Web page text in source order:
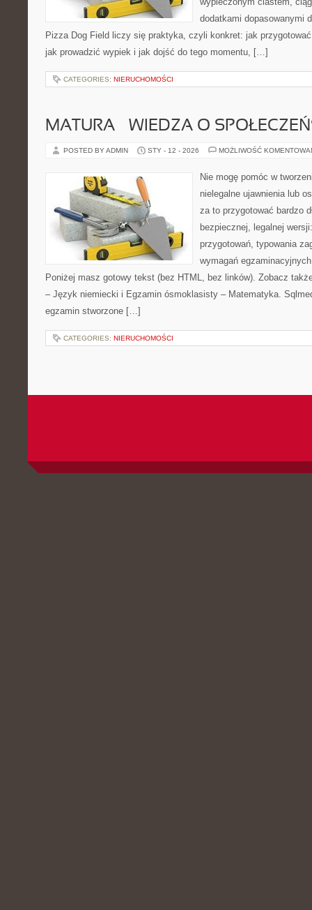
dodatkami dopasowanymi
Pizza Dog Field liczy się praktyka, czyli konkret: jak
jak prowadzić wypiek i jak dojść do tego momentu, […]
CATEGORIES: NIERUCHOMOŚCI
MATURA – WIEDZA O
POSTED BY ADMIN STY - 12 - 2026 MOŻLIWOŚĆ
Nie mogę pomóc w
nielegalne ujawnienia lub
za to przygotować bardzo
bezpiecznej, legalnej
przygotowań, typowania
wymagań
Poniżej masz gotowy tekst (bez HTML, bez linków). Zobacz
– Język niemiecki i Egzamin ósmoklasisty – Matematyka.
egzamin stworzone […]
CATEGORIES: NIERUCHOMOŚCI